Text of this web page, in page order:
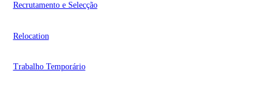
Recrutamento e Selecção
Relocation
Trabalho Temporário